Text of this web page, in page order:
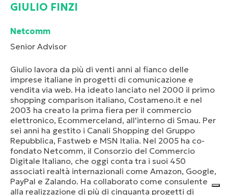
GIULIO FINZI
Netcomm
Senior Advisor
Giulio lavora da più di venti anni al fianco delle
imprese italiane in progetti di comunicazione e
vendita via web. Ha ideato lanciato nel 2000 il primo
shopping comparison italiano, Costameno.it e nel
2003 ha creato la prima fiera per il commercio
elettronico, Ecommerceland, all'interno di Smau. Per
sei anni ha gestito i Canali Shopping del Gruppo
Repubblica, Fastweb e MSN Italia. Nel 2005 ha co-
fondato Netcomm, il Consorzio del Commercio
Digitale Italiano, che oggi conta tra i suoi 450
associati realtà internazionali come Amazon, Google,
PayPal e Zalando. Ha collaborato come consulente
alla realizzazione di più di cinquanta progetti di